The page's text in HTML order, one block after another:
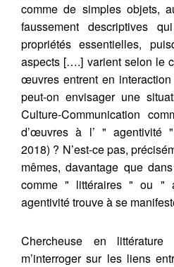
comme de simples objets,
faussement descriptives
propriétés essentielles,
aspects [….] varient selon le
œuvres entrent en
peut-on envisager une
Culture-Communication
d’œuvres à l’ " agentivité
2018) ? N’est-ce pas,
mêmes, davantage que
comme " littéraires " ou "
agentivité trouve à se
Chercheuse en
m’interroger sur les liens